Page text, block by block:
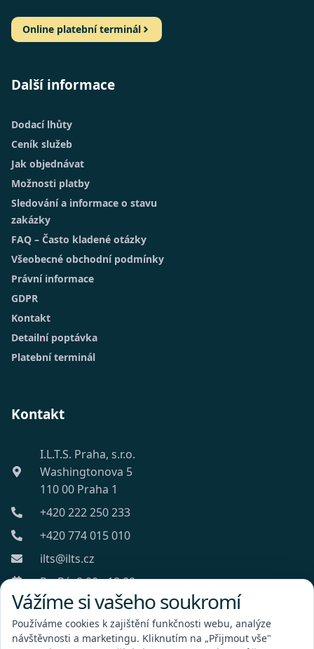
Online platební terminál
Další informace
Dodací lhůty
Ceník služeb
Jak objednávat
Možnosti platby
Sledování a informace o stavu
zakázky
FAQ – Často kladené otázky
Všeobecné obchodní podmínky
Právní informace
GDPR
Kontakt
Detailní poptávka
Platební terminál
Kontakt
I.L.T.S. Praha, s.r.o.
Washingtonova 5
110 00 Praha 1
+420 222 250 233
+420 774 015 010
ilts@ilts.cz
Po-Pá: 8:00 - 18:00
Vážíme si vašeho soukromí
Používáme cookies k zajištění funkčnosti webu, analýze
návštěvnosti a marketingu. Kliknutím na „Přijmout vše"